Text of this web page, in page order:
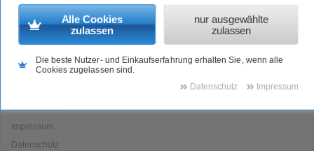
Informationen
Kontakt
AGB
Versandkosten
Impressum
Datenschutz
Alle Cookies
zulassen
nur ausgewählte
zulassen
Die beste Nutzer- und Einkaufserfahrung erhalten Sie, wenn alle
Cookies zugelassen sind.
Datenschutz Impressum